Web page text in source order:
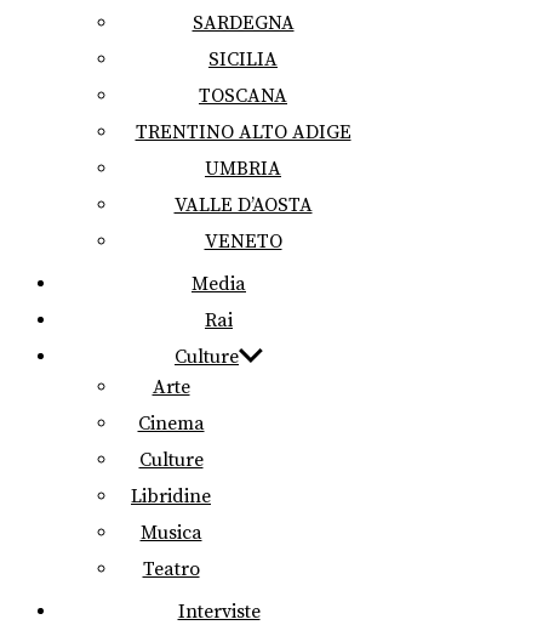
SARDEGNA
SICILIA
TOSCANA
TRENTINO ALTO ADIGE
UMBRIA
VALLE D’AOSTA
VENETO
Media
Rai
Culture
Arte
Cinema
Culture
Libridine
Musica
Teatro
Interviste